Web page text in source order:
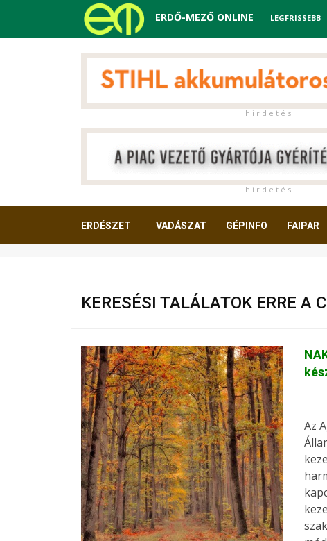
ERDŐ-MEZŐ ONLINE LEGFRISSEBB
h i r d e t é s
h i r d e t é s
ERDÉSZET VADÁSZAT GÉPINFO FAIPAR
KERESÉSI TALÁLATOK ERRE A
Az